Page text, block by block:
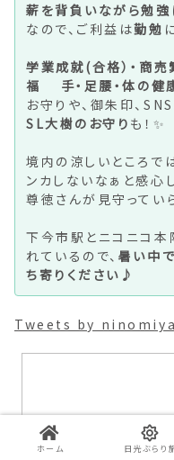
薪を背負いながら勉
なので、ご利益は勤勉
学業成就(合格）・商売
福 手・足腰・体の健
お守りや、御朱印、
SL大樹のお守り も！✨
境内の涼しいところで
ンカしないなぁと感心
尊徳さんが見守ってい
下今市駅とニコニコ本
れているので、 暑い中
ち寄りください♪
Tweets by
ホーム 日光ぶらり